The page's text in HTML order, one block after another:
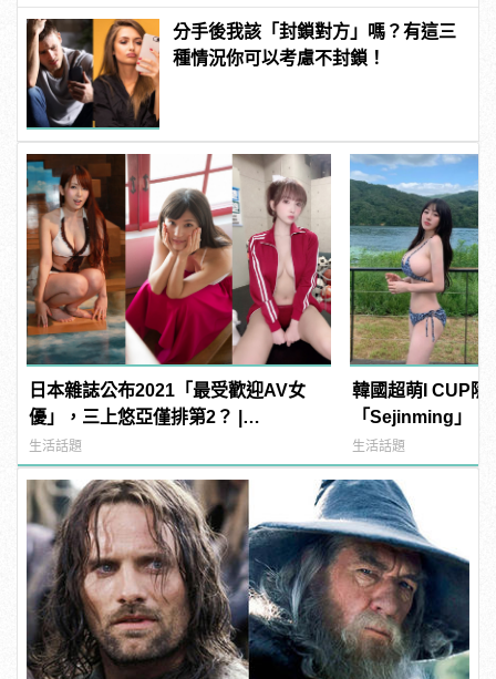
分手後我該「封鎖對方」嗎？有這三
種情況你可以考慮不封鎖！
日本雜誌公布2021「最受歡迎AV女
優」，三上悠亞僅排第2？ |
manfashion這樣變型男
生活話題
韓國超萌I CUP隱
「Sejinming」
了吧！ |
生活話題